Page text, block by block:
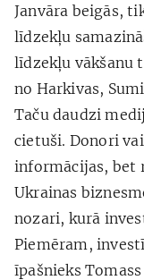
Janvāra beigās,
līdzekļu
līdzekļu vākšanu
no Harkivas,
Taču daudzi
cietuši. Donori
informācijas, bet
Ukrainas
nozari, kurā
Piemēram,
īpašnieks